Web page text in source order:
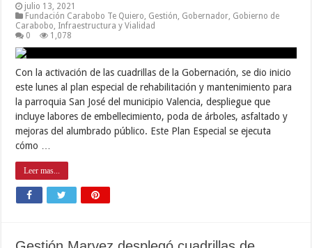
julio 13, 2021
Fundación Carabobo Te Quiero Gestión Gobernador Gobierno de
Carabobo Infraestructura y Vialidad
0
1,078
Con la activación de las cuadrillas de la Gobernación, se dio inicio
este lunes al plan especial de rehabilitación y mantenimiento para
la parroquia San José del municipio Valencia, despliegue que
incluye labores de embellecimiento, poda de árboles, asfaltado y
mejoras del alumbrado público. Este Plan Especial se ejecuta
cómo …
Leer mas...